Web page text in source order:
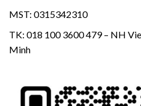
MST: 0315342310
TK: 018 100 3600 479 – NH
Minh